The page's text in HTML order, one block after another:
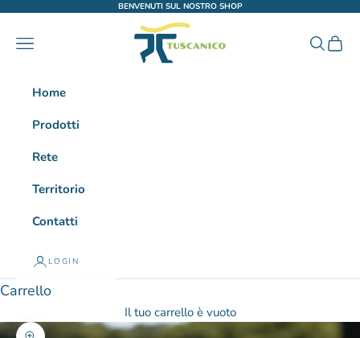
Vai al contenuto BENVENUTI SUL NOSTRO SHOP
Tuscanico
Menù Cerca
Home
Prodotti
Rete
Territorio
Contatti
LOGIN
Carrello
Il tuo carrello è vuoto